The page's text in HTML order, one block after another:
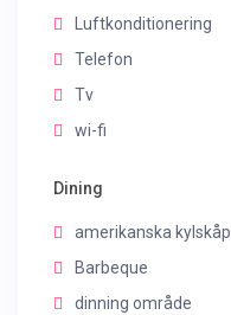
Luftkonditionering
Telefon
Tv
wi-fi
Dining
amerikanska kylskåp
Barbeque
dinning område